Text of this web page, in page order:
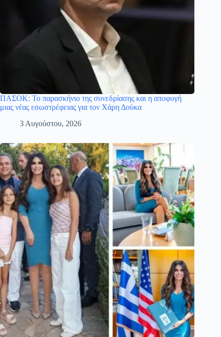
ΠΑΣΟΚ: Το παρασκήνιο της συνεδρίασης και η αποφυγή
μιας νέας εσωστρέφειας για τον Χάρη Δούκα
3 Αυγούστου, 2026